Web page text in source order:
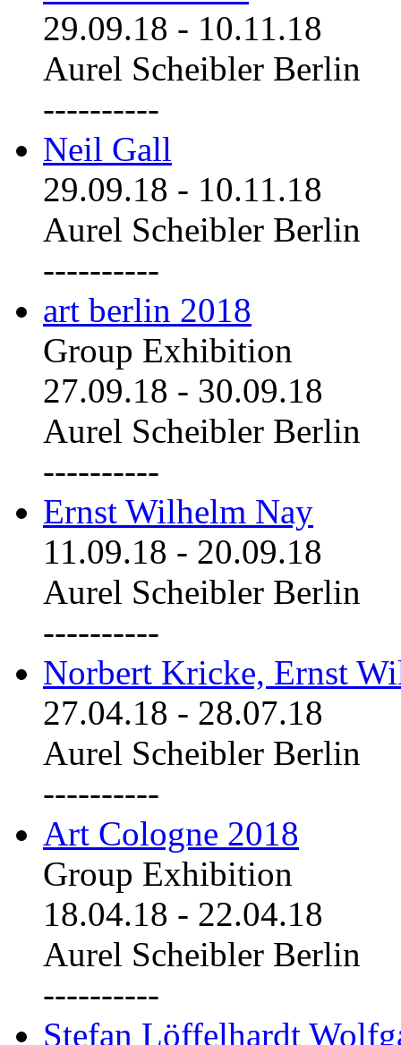
29.09.18 - 10.11.18
Aurel Scheibler Berlin
----------
Neil Gall
29.09.18 - 10.11.18
Aurel Scheibler Berlin
----------
art berlin 2018
Group Exhibition
27.09.18 - 30.09.18
Aurel Scheibler Berlin
----------
Ernst Wilhelm Nay
11.09.18 - 20.09.18
Aurel Scheibler Berlin
----------
Norbert Kricke, Ernst
27.04.18 - 28.07.18
Aurel Scheibler Berlin
----------
Art Cologne 2018
Group Exhibition
18.04.18 - 22.04.18
Aurel Scheibler Berlin
----------
Stefan Löffelhardt